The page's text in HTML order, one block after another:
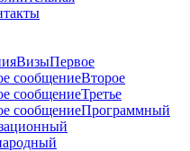
ВизыПервое
сообщениеВторое
сообщениеТретье
сообщениеПрограммный